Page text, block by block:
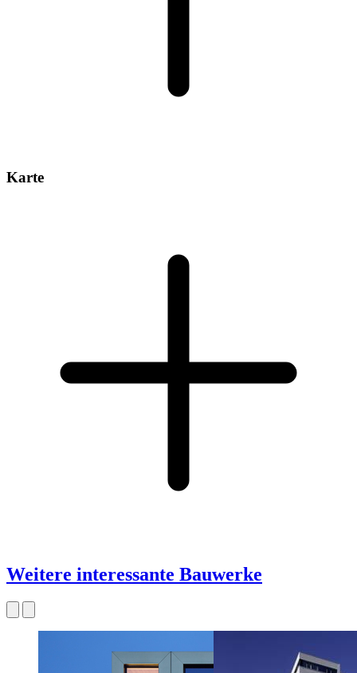
Karte
Weitere interessante Bauwerke